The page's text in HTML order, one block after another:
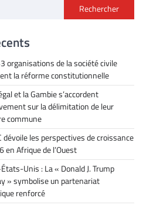
Rechercher
organisations de la société civile
la réforme constitutionnelle
et la Gambie s’accordent
sur la délimitation de leur
commune
dévoile les perspectives de croissance
en Afrique de l’Ouest
Unis : La « Donald J. Trump
» symbolise un partenariat
renforcé